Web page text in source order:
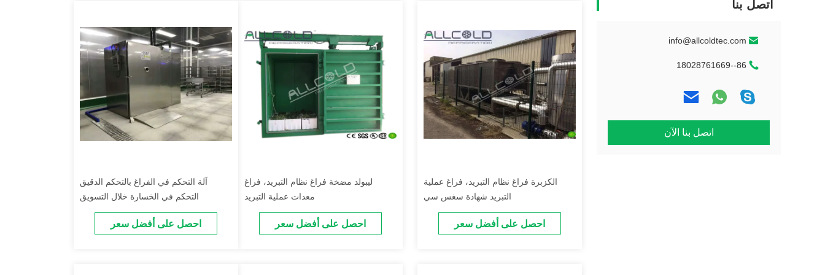
اتصل بنا
info@allcoldtec.com
86--18028761669
اتصل بنا الآن
الكزبرة فراغ نظام التبريد، فراغ عملية
التبريد شهادة سغس سي
احصل على أفضل سعر
ليبولد مضخة فراغ نظام التبريد، فراغ
معدات عملية التبريد
احصل على أفضل سعر
آلة التحكم في الفراغ بالتحكم الدقيق
التحكم في الخسارة خلال التسويق
احصل على أفضل سعر